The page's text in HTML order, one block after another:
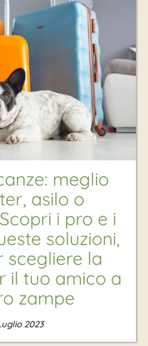
meglio
asilo o
i pro e i
soluzioni,
scegliere la
il tuo amico a
zampe
2023